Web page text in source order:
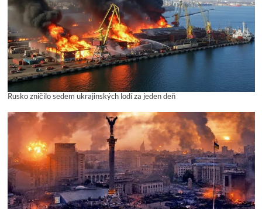
Rusko zničilo sedem ukrajinských lodí za jeden deň